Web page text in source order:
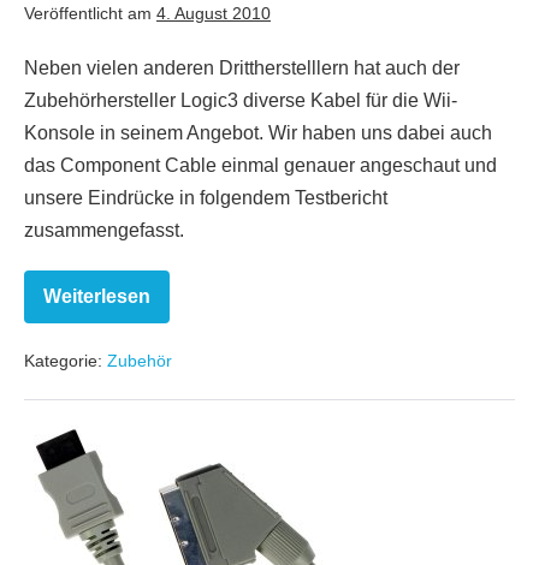
Veröffentlicht am 4. August 2010
Neben vielen anderen Drittherstelllern hat auch der
Zubehörhersteller Logic3 diverse Kabel für die Wii-
Konsole in seinem Angebot. Wir haben uns dabei auch
das Component Cable einmal genauer angeschaut und
unsere Eindrücke in folgendem Testbericht
zusammengefasst.
WeiterlesenZubehörtest:
Component
Kategorie: Zubehör
Zubehörtest:
RGB
Scart
Cable